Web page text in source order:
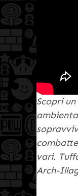
Scopri
vari.
Arch-